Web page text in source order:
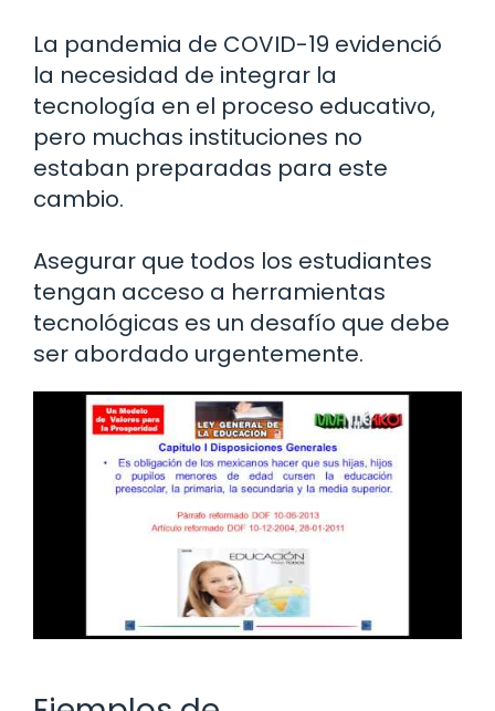
La pandemia de COVID-19 evidenció
la necesidad de integrar la
tecnología en el proceso educativo,
pero muchas instituciones no
estaban preparadas para este
cambio.
Asegurar que todos los estudiantes
tengan acceso a herramientas
tecnológicas es un desafío que debe
ser abordado urgentemente.